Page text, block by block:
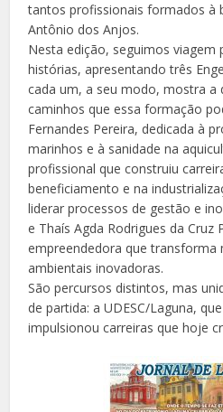
tantos profissionais formados à
Antônio dos Anjos.
Nesta edição, seguimos viagem
histórias, apresentando três
cada um, a seu modo, mostra a
caminhos que essa formação
Fernandes Pereira, dedicada à
marinhos e à sanidade na
profissional que construiu
beneficiamento e na
liderar processos de gestão e
e Thaís Agda Rodrigues da Cruz
empreendedora que transforma
ambientais inovadoras.
São percursos distintos, mas
de partida: a UDESC/Laguna,
impulsionou carreiras que hoje